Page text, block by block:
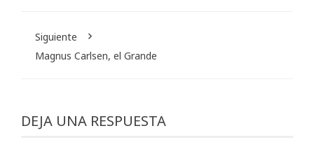
Siguiente
Magnus Carlsen, el Grande
DEJA UNA RESPUESTA